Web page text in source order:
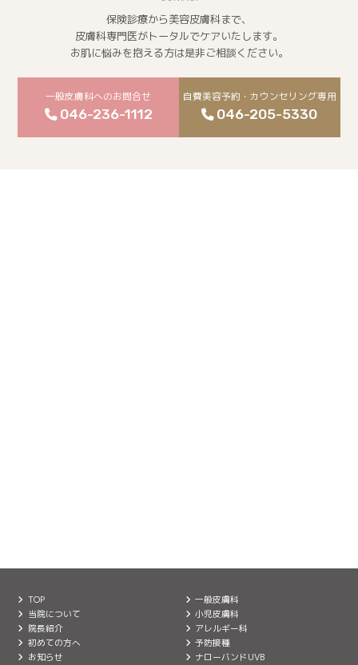
保険診療から美容皮膚科まで、
皮膚科専門医がトータルでケアいたします。
お肌に悩みを抱える方は是非ご相談ください。
一般皮膚科へのお問合せ
046-236-1112
自費美容予約・カウンセリング専用
046-205-5330
TOP
当院について
院長紹介
初めての方へ
お知らせ
一般皮膚科
小児皮膚科
アレルギー科
予防接種
ナローバンドUVB